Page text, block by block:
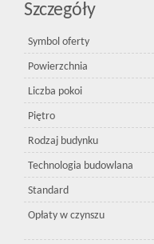
Szczegóły
Symbol oferty
Powierzchnia
Liczba pokoi
Piętro
Rodzaj budynku
Technologia budowlana
Standard
Opłaty w czynszu